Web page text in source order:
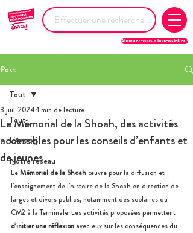
Abonnez-vous à la newsletter !
Post
Tout
L'Anacej
Notre réseau
Tout
Le Mémorial de la Shoah, des activités
accessibles pour les conseils d’enfants et
de jeunes
3 juil. 2024 1 min de lecture
Le Mémorial de la Shoah œuvre pour la diffusion et
l’enseignement de l’histoire de la Shoah en direction de
larges et divers publics, notamment des scolaires du
CM2 à la Terminale. Les activités proposées permettent
d’initier une réflexion avec eux sur les conséquences du